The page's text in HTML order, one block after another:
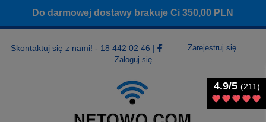
Do darmowej dostawy brakuje Ci350,00 PLN
Skontaktuj się z nami! - 18 442 02 46 |
Zarejestruj się
Zaloguj się
4.9/5 (211)
4.9/5 (211)